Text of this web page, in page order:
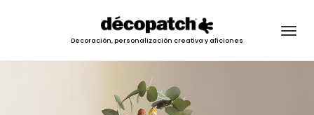
Decoración, personalización creativa y aficiones